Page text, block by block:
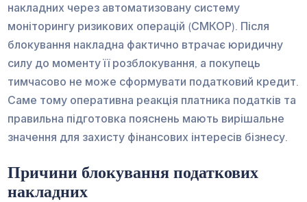
накладних через автоматизовану систему
моніторингу ризикових операцій (СМКОР). Після
блокування накладна фактично втрачає юридичну
силу до моменту її розблокування, а покупець
тимчасово не може сформувати податковий кредит.
Саме тому оперативна реакція платника податків та
правильна підготовка пояснень мають вирішальне
значення для захисту фінансових інтересів бізнесу.
Причини блокування податкових
накладних